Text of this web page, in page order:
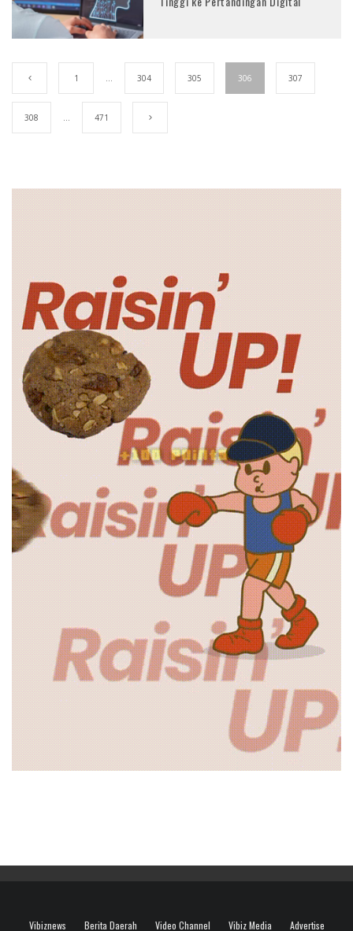
1 304 305 306 307
308 471
Vibiznews Berita Daerah Video Channel Vibiz Media Advertise